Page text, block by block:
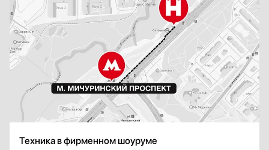
La Pavoni
Техника в фирменном шоуруме